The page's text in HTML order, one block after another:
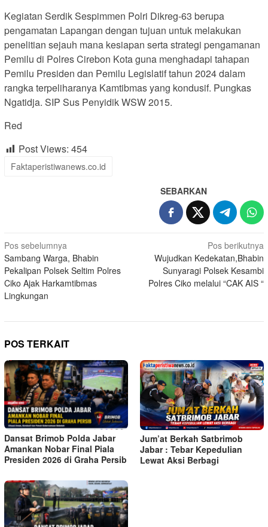
Kegiatan Serdik Sespimmen Polri Dikreg-63 berupa
pengamatan Lapangan dengan tujuan untuk melakukan
penelitian sejauh mana kesiapan serta strategi pengamanan
Pemilu di Polres Cirebon Kota guna menghadapi tahapan
Pemilu Presiden dan Pemilu Legislatif tahun 2024 dalam
rangka terpeliharanya Kamtibmas yang kondusif. Pungkas
Ngatidja. SIP Sus Penyidik WSW 2015.
Red
Post Views: 454
Faktaperistiwanews.co.id
SEBARKAN
Navigasi
pos
Pos sebelumnya
Sambang Warga, Bhabin
Pekalipan Polsek Seltim Polres
Ciko Ajak Harkamtibmas
Lingkungan
Pos berikutnya
Wujudkan Kedekatan,Bhabin
Sunyaragi Polsek Kesambi
Polres Ciko melalui “CAK AIS “
POS TERKAIT
Dansat Brimob Polda Jabar
Amankan Nobar Final Piala
Presiden 2026 di Graha Persib
Jum’at Berkah Satbrimob
Jabar : Tebar Kepedulian
Lewat Aksi Berbagi